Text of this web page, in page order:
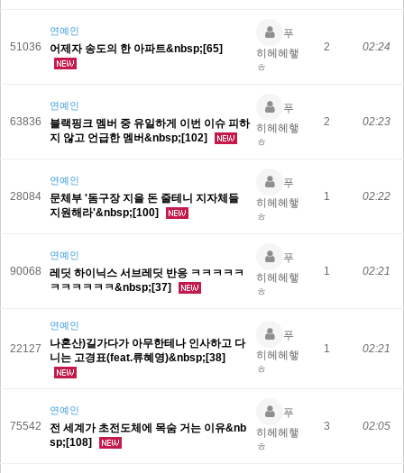
51036
연예인
어제자 송도의 한 아파트&nbsp;[65]
푸
히헤헤햏
ㅎ
2 02:24
63836
연예인
블랙핑크 멤버 중 유일하게 이번 이슈 피하
지 않고 언급한 멤버&nbsp;[102]
푸
히헤헤햏
ㅎ
2 02:23
28084
연예인
문체부 '돔구장 지을 돈 줄테니 지자체들
지원해라'&nbsp;[100]
푸
히헤헤햏
ㅎ
1 02:22
90068
연예인
레딧 하이닉스 서브레딧 반응 ㅋㅋㅋㅋㅋ
ㅋㅋㅋㅋㅋㅋ&nbsp;[37]
푸
히헤헤햏
ㅎ
1 02:21
22127
연예인
나혼산)길가다가 아무한테나 인사하고 다
니는 고경표(feat.류혜영)&nbsp;[38]
푸
히헤헤햏
ㅎ
1 02:21
75542
연예인
전 세계가 초전도체에 목숨 거는 이유&nb
sp;[108]
푸
히헤헤햏
ㅎ
3 02:05